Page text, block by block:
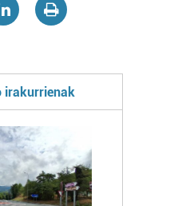
irakurrienak